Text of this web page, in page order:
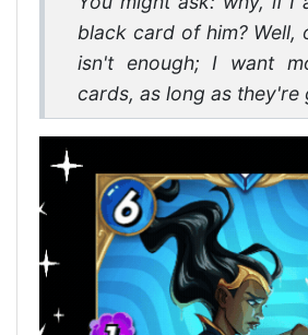
black card of him? Well,
isn't enough; I want
cards, as long as they're